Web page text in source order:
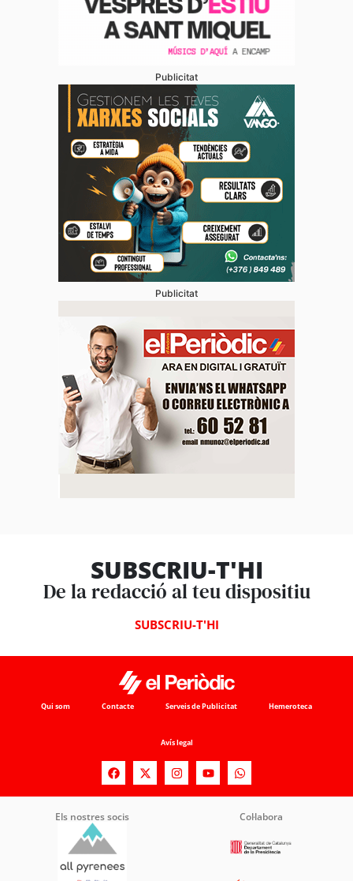
Publicitat
Publicitat
SUBSCRIU-T'HI
De la redacció al teu dispositiu
SUBSCRIU-T'HI
Qui som Contacte Serveis de Publicitat Hemeroteca
Avís legal
Els nostres socis Col·labora